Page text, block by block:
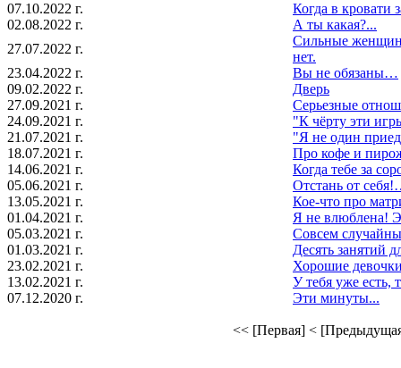
07.10.2022 г.
Когда в кровати
02.08.2022 г.
А ты какая?...
27.07.2022 г.
Сильные
нет.
23.04.2022 г.
Вы не обязаны…
09.02.2022 г.
Дверь
27.09.2021 г.
Серьезные
24.09.2021 г.
"К чёрту эти
21.07.2021 г.
"Я не один
18.07.2021 г.
Про кофе и
14.06.2021 г.
Когда тебе за
05.06.2021 г.
Отстань от
13.05.2021 г.
Кое-что про
01.04.2021 г.
Я не влюблена!
05.03.2021 г.
Совсем
01.03.2021 г.
Десять занятий
23.02.2021 г.
Хорошие
13.02.2021 г.
У тебя уже есть,
07.12.2020 г.
Эти минуты...
<< [Первая] <